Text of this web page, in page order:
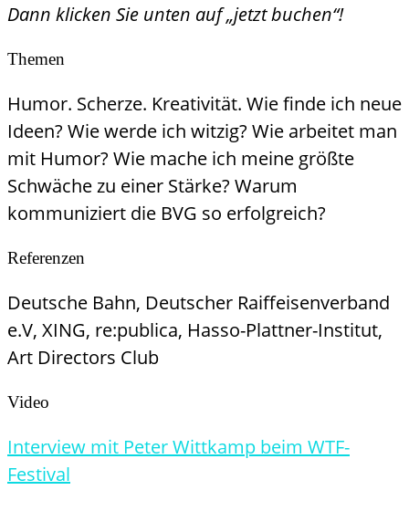
Dann klicken Sie unten auf „jetzt buchen“!
Themen
Humor. Scherze. Kreativität. Wie finde ich neue
Ideen? Wie werde ich witzig? Wie arbeitet man
mit Humor? Wie mache ich meine größte
Schwäche zu einer Stärke? Warum
kommuniziert die BVG so erfolgreich?
Referenzen
Deutsche Bahn, Deutscher Raiffeisenverband
e.V, XING, re:publica, Hasso-Plattner-Institut,
Art Directors Club
Video
Interview mit Peter Wittkamp beim WTF-
Festival